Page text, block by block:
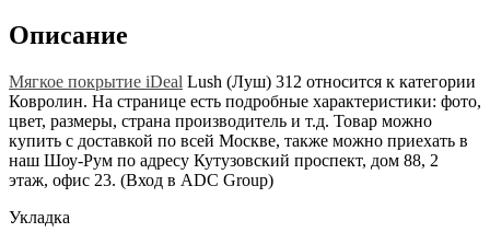
Описание
Мягкое покрытие iDeal Lush (Луш) 312 относится к категории
Ковролин. На странице есть подробные характеристики: фото,
цвет, размеры, страна производитель и т.д. Товар можно
купить с доставкой по всей Москве, также можно приехать в
наш Шоу-Рум по адресу Кутузовский проспект, дом 88, 2
этаж, офис 23. (Вход в ADC Group)
Укладка